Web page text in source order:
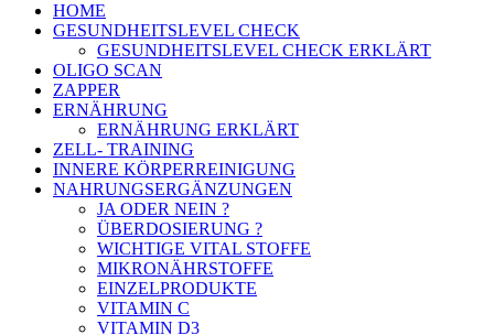
HOME
GESUNDHEITSLEVEL CHECK
GESUNDHEITSLEVEL CHECK ERKLÄRT
OLIGO SCAN
ZAPPER
ERNÄHRUNG
ERNÄHRUNG ERKLÄRT
ZELL- TRAINING
INNERE KÖRPERREINIGUNG
NAHRUNGSERGÄNZUNGEN
JA ODER NEIN ?
ÜBERDOSIERUNG ?
WICHTIGE VITAL STOFFE
MIKRONÄHRSTOFFE
EINZELPRODUKTE
VITAMIN C
VITAMIN D3